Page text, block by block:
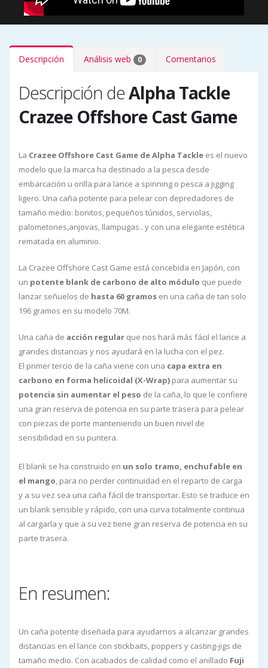
Descripción Análisis web 0 Comentarios
Descripción deAlpha Tackle
Crazee Offshore Cast Game
La Crazee Offshore Cast Game de Alpha Tackle es el nuevo
modelo que la marca ha destinado a la pesca desde
embarcación u orilla para lance a spinning o pesca a jigging
ligero. Una caña potente para pelear con depredadores de
tamaño medio: bonitos, pequeños túnidos, serviolas,
palometones,anjovas, llampugas.. y con una elegante estética
rematada en aluminio.
La Crazee Offshore Cast Game está concebida en Japón, con
un potente blank de carbono de alto módulo que puede
lanzar señuelos de hasta 60 gramos en una caña de tan solo
196 gramos en su modelo 70M.
Una caña de acción regular que nos hará más fácil el lance a
grandes distancias y nos ayudará en la lucha con el pez.
El primer tercio de la caña viene con una capa extra en
carbono en forma helicoidal (X-Wrap) para aumentar su
potencia sin aumentar el peso de la caña, lo que le confiere
una gran reserva de potencia en su parte trasera para pelear
con piezas de porte manteniendo un buen nivel de
sensibilidad en su puntera.
El blank se ha construido en un solo tramo, enchufable en
el mango, para no perder continuidad en el reparto de carga
y a su vez sea una caña fácil de transportar. Esto se traduce en
un blank sensible y rápido, con una curva totalmente continua
al cargarla y que a su vez tiene gran reserva de potencia en su
parte trasera.
En resumen:
Un caña potente diseñada para ayudarnos a alcanzar grandes
distancias en el lance con stickbaits, poppers y casting-jigs de
tamaño medio. Con acabados de calidad como el anillado Fuji